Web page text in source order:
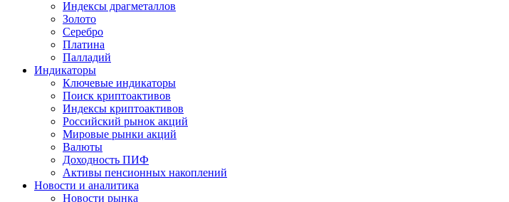
Индексы драгметаллов
Золото
Серебро
Платина
Палладий
Индикаторы
Ключевые индикаторы
Поиск криптоактивов
Индексы криптоактивов
Российский рынок акций
Мировые рынки акций
Валюты
Доходность ПИФ
Активы пенсионных накоплений
Новости и аналитика
Новости рынка